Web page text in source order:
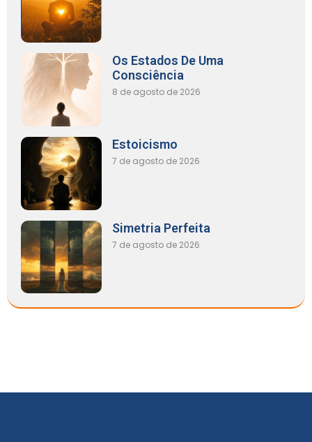
Os Estados De Uma
Consciência
8 de agosto de 2026
Estoicismo
7 de agosto de 2026
Simetria Perfeita
7 de agosto de 2026